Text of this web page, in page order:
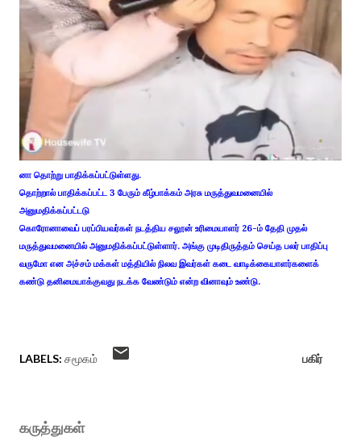
னா தொற்று பாதிக்கப்பட்டுள்ளது.
தொற்றால் பாதிக்கப்பட்ட 3 பேரும் கீழ்பாக்கம் அரசு மருத்துவமனையில்
அனுமதிக்கப்பட்டடு
கொரோனாவைப் பரப்பியவர்கள் நடத்திய சலூன் உரிமையாளர் 26-ம் தேதி முதல்
மருத்துவமனையில் அனுமதிக்கப்பட்டுள்ளார். அங்கு முடிதிருத்தம் செய்த பலர் பாதிப்பு
வருமோ என அச்சம் மக்கள் மத்தியில் நிலவ இவர்கள் கடை வாடிக்கையாளர்களைக்
கண்டு தனிமையாக்குவது நடக்க வேண்டும் என்ற வினாவும் உண்டு.
LABELS: சமூகம் பகிர்
கருத்துகள்